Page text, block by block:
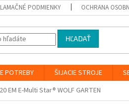
PODMIENKY OCHRANA
HĽADAŤ
POTREBY ŠIJACIE STROJE
EM E-Multi Star® WOLF GARTEN